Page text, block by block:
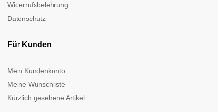
Widerrufsbelehrung
Datenschutz
Für Kunden
Mein Kundenkonto
Meine Wunschliste
Kürzlich gesehene Artikel